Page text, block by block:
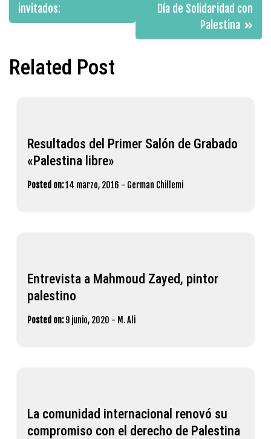
de
invitados:
Día de Solidaridad con
Palestina
Related Post
Resultados del Primer Salón de Grabado
«Palestina libre»
Posted on:14 marzo, 2016 - German Chillemi
Entrevista a Mahmoud Zayed, pintor
palestino
Posted on: 9 junio, 2020 - M. Ali
La comunidad internacional renovó su
compromiso con el derecho de‪ Palestina‬